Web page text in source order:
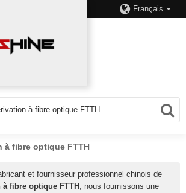
Français
à fibre optique FTTH
et fournisseur professionnel chinois de
fibre optique FTTH , nous fournissons une